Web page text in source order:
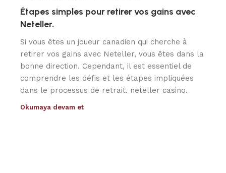
Étapes simples pour retirer vos gains avec
Neteller.
Si vous êtes un joueur canadien qui cherche à
retirer vos gains avec Neteller, vous êtes dans la
bonne direction. Cependant, il est essentiel de
comprendre les défis et les étapes impliquées
dans le processus de retrait. neteller casino.
Okumaya devam et